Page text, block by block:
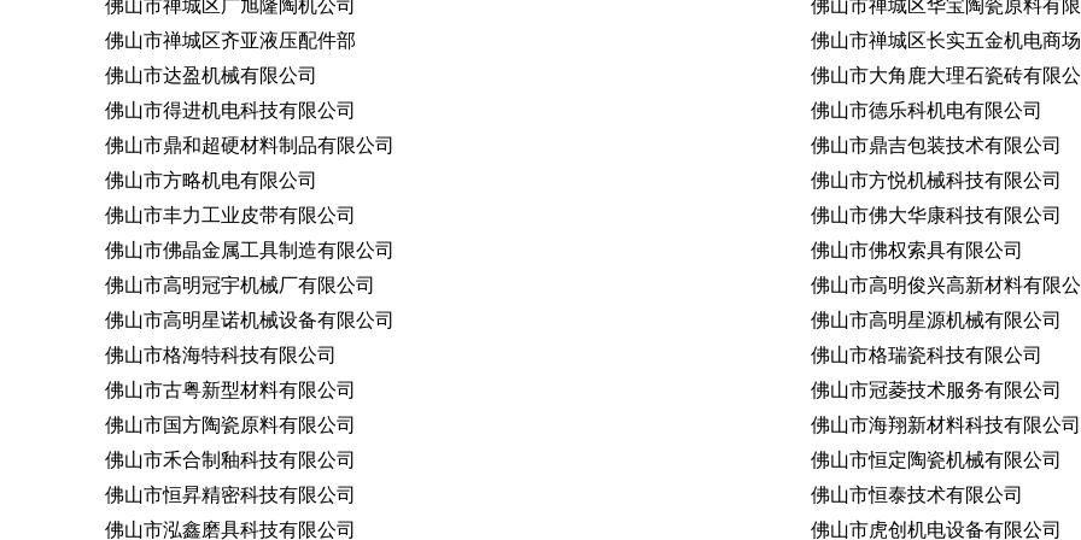
佛山市禅城区广旭隆陶机公司
佛山市禅城区齐亚液压配件部
佛山市达盈机械有限公司
佛山市得进机电科技有限公司
佛山市鼎和超硬材料制品有限公司
佛山市方略机电有限公司
佛山市丰力工业皮带有限公司
佛山市佛晶金属工具制造有限公司
佛山市高明冠宇机械厂有限公司
佛山市高明星诺机械设备有限公司
佛山市格海特科技有限公司
佛山市古粤新型材料有限公司
佛山市国方陶瓷原料有限公司
佛山市禾合制釉科技有限公司
佛山市恒昇精密科技有限公司
佛山市泓鑫磨具科技有限公司
佛山市禅城区华宝陶瓷原料有限
佛山市禅城区长实五金机电商场
佛山市大角鹿大理石瓷砖有限公
佛山市德乐科机电有限公司
佛山市鼎吉包装技术有限公司
佛山市方悦机械科技有限公司
佛山市佛大华康科技有限公司
佛山市佛权索具有限公司
佛山市高明俊兴高新材料有限公
佛山市高明星源机械有限公司
佛山市格瑞瓷科技有限公司
佛山市冠菱技术服务有限公司
佛山市海翔新材料科技有限公司
佛山市恒定陶瓷机械有限公司
佛山市恒泰技术有限公司
佛山市虎创机电设备有限公司